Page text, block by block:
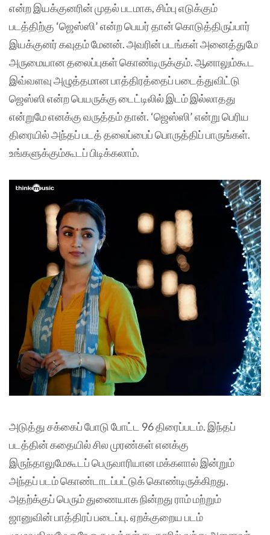
என்ற இயக்குனரின் முதல் படமாக, சிம்பு எடுக்கும்
படத்திற்கு ‘ஜெஸ்ஸி’ என்ற பெயர் தான் கொடுத்திருப்பார்
இயக்குனர் கவுதம் மேனன். அவரின் படங்கள் அனைத்துமே
அருமையான தலைப்புகள் கொண்டிருக்கும். ஆனாலும்கூட
இவ்வளவு அழுத்தமான பாத்திரத்தைப் படைத்துவிட்டு
ஜெஸ்ஸி என்ற பெயருக்கு டைட்டிலில் இடம் இல்லாதது
என்றுமே எனக்கு வருத்தம் தான். ‘ஜெஸ்ஸி’ என்று பெரிய
திரையில் அந்தப் படத் தலைப்பைப் பொருத்திப் பாருங்கள்.
உங்களுக்கும்கூடப் பிடிக்கலாம்.
அடுத்து சக்கைப் போடு போட்ட 96 திரைப்படம். இந்தப்
படத்தின் கதையில் சில முரண்கள் எனக்கு
இருந்தாலுமேகூடப் பெருவாரியான மக்களால் இன்றும்
அந்தப் படம் கொண்டாடப்பட்டுக் கொண்டிருக்கிறது.
அதற்க்குப் பெரும் துணையாக நின்றது ராம் மற்றும்
ஜானுவின் பாத்திரப் படைப்பு. ஏறக்குறைய படம்